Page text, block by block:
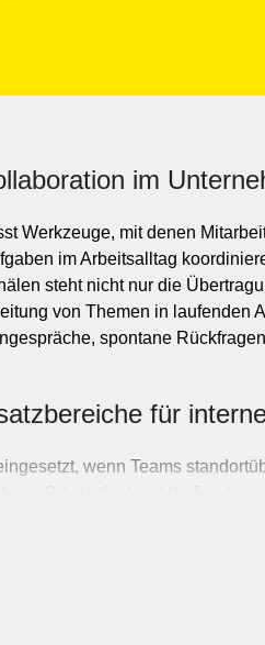
I
e
Holz
M
e
t
a
l
l
V
e
r
p
a
c
k
u
n
g
Beauty & Gesundheit
im
Werkzeuge, mit denen
im Arbeitsalltag
steht nicht nur die
von Themen in laufenden
spontane
für
wenn Teams
Vertriebsgespräche,